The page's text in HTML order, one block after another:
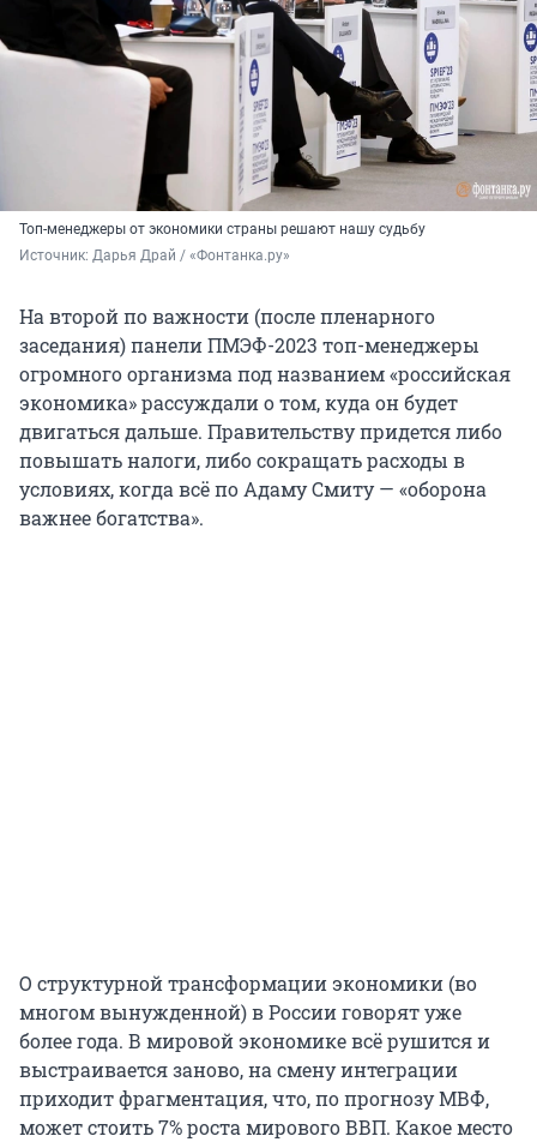
Топ-менеджеры от экономики страны решают нашу судьбу
Источник: Дарья Драй / «Фонтанка.ру»
На второй по важности (после пленарного
заседания) панели ПМЭФ-2023 топ-менеджеры
огромного организма под названием «российская
экономика» рассуждали о том, куда он будет
двигаться дальше. Правительству придется либо
повышать налоги, либо сокращать расходы в
условиях, когда всё по Адаму Смиту — «оборона
важнее богатства».
О структурной трансформации экономики (во
многом вынужденной) в России говорят уже
более года. В мировой экономике всё рушится и
выстраивается заново, на смену интеграции
приходит фрагментация, что, по прогнозу МВФ,
может стоить 7% роста мирового ВВП. Какое место